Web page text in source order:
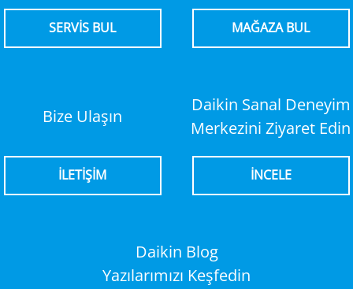
SERVİS BUL MAĞAZA BUL
Bize Ulaşın
İLETİŞİM
Daikin Sanal Deneyim
Merkezini Ziyaret Edin
İNCELE
Daikin Blog
Yazılarımızı Keşfedin